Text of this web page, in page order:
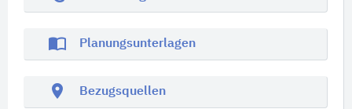
import_contacts Planungsunterlagen
location_on Bezugsquellen